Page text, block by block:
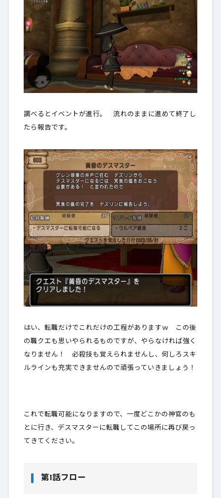
調べるとイベントが進行。 流れのままに進めて終了し
たら報告です。
はい、転職だけでこれだけの工程がありますｗ この後
の職クエも思いやられるものですが、やらなければ強く
なりません！ 必殺技も覚えられませんし、何しろスキ
ルラインも充実できませんので頑張っていきましょう！
これで転職可能になりますので、一度どこかの神官のも
とに行き、デスマスターに転職してこの場所に再び戻っ
てきてください。
第1話フロー